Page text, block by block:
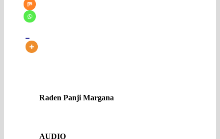
Raden Panji Margana
AUDIO